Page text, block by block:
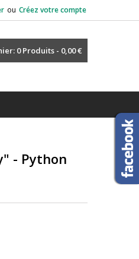
ou Créez votre compte
0Produits - 0,00 €
- Python